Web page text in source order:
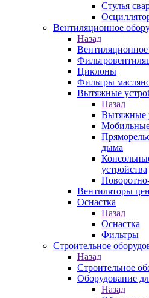
Стулья
Вентиляционное
Назад
Циклоны
Фильтры
Вытяжные
Назад
Вытяжные
дыма
устройства
Вентиляторы
Оснастка
Назад
Оснастка
Фильтры
Строительное
Назад
Строительное
Оборудование
Назад